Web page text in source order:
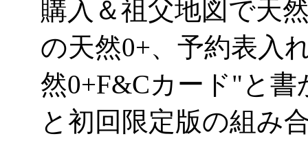
購入＆祖父地図で天
の天然0+、予約表入
然0+F&Cカード"と
と初回限定版の組み